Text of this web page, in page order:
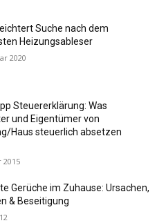
Suche nach dem
Heizungsableser
2020
Steuererklärung: Was
und Eigentümer von
Haus steuerlich absetzen
2015
Gerüche im Zuhause: Ursachen,
& Beseitigung